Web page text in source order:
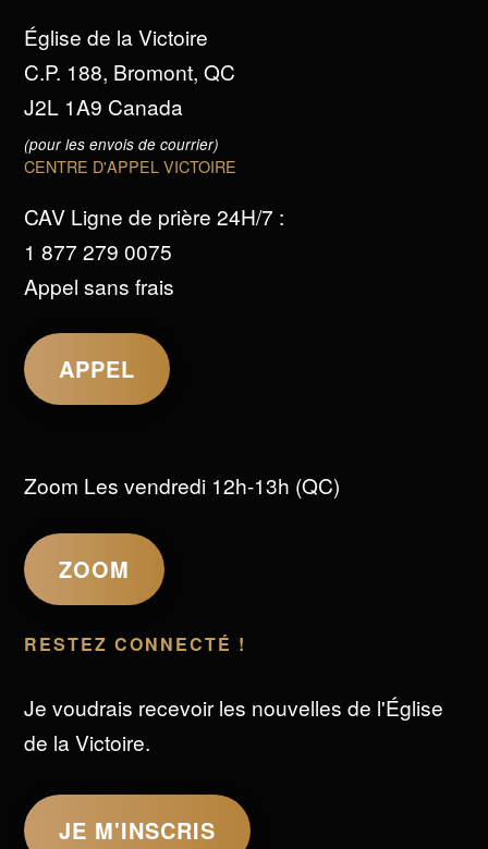
Église de la Victoire
C.P. 188, Bromont, QC
J2L 1A9 Canada
(pour les envois de courrier)
CENTRE D'APPEL VICTOIRE
CAV Ligne de prière 24H/7 :
1 877 279 0075
Appel sans frais
APPEL
Zoom Les vendredi 12h-13h (QC)
ZOOM
RESTEZ CONNECTÉ !
Je voudrais recevoir les nouvelles de l'Église
de la Victoire.
JE M'INSCRIS